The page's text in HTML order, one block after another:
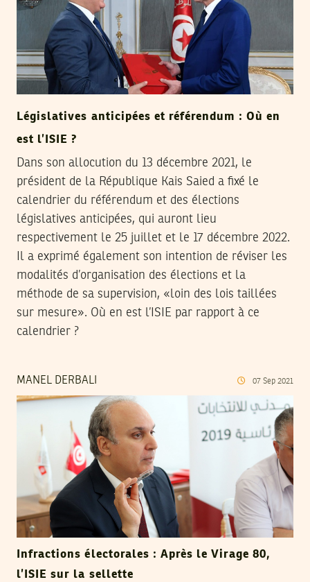
Législatives anticipées et référendum : Où en
est l’ISIE ?
Dans son allocution du 13 décembre 2021, le
président de la République Kais Saied a fixé le
calendrier du référendum et des élections
législatives anticipées, qui auront lieu
respectivement le 25 juillet et le 17 décembre 2022.
Il a exprimé également son intention de réviser les
modalités d’organisation des élections et la
méthode de sa supervision, «loin des lois taillées
sur mesure». Où en est l’ISIE par rapport à ce
calendrier ?
MANEL DERBALI 07 Sep 2021
Infractions électorales : Après le Virage 80,
l’ISIE sur la sellette